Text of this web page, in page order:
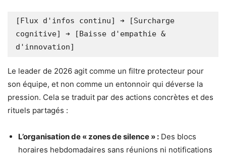
[Flux d'infos continu] ➔ [Surcharge
cognitive] ➔ [Baisse d'empathie &
Le leader de 2026 agit comme un filtre protecteur pour
son équipe, et non comme un entonnoir qui déverse la
pression. Cela se traduit par des actions concrètes et des
rituels partagés :
L’organisation de « zones de silence » : Des blocs
horaires hebdomadaires sans réunions ni notifications